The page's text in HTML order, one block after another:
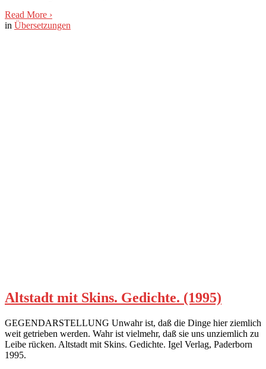
Read More ›
in Übersetzungen
Altstadt mit Skins. Gedichte. (1995)
GEGENDARSTELLUNG Unwahr ist, daß die Dinge hier ziemlich
weit getrieben werden. Wahr ist vielmehr, daß sie uns unziemlich zu
Leibe rücken. Altstadt mit Skins. Gedichte. Igel Verlag, Paderborn
1995.